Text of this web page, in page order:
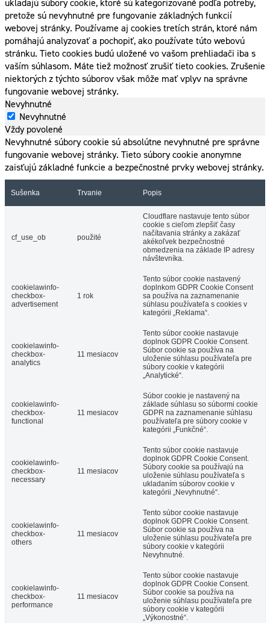
ukladajú súbory cookie, ktoré sú kategorizované podľa potreby,
pretože sú nevyhnutné pre fungovanie základných funkcií
webovej stránky. Používame aj cookies tretích strán, ktoré nám
pomáhajú analyzovať a pochopiť, ako používate túto webovú
stránku. Tieto cookies budú uložené vo vašom prehliadači iba s
vaším súhlasom. Máte tiež možnosť zrušiť tieto cookies. Zrušenie
niektorých z týchto súborov však môže mať vplyv na správne
fungovanie webovej stránky.
Nevyhnutné
Nevyhnutné
Vždy povolené
Nevyhnutné súbory cookie sú absolútne nevyhnutné pre správne
fungovanie webovej stránky. Tieto súbory cookie anonymne
zaisťujú základné funkcie a bezpečnostné prvky webovej stránky.
Sušenka Trvanie Popis
cf_use_ob použité
Cloudflare nastavuje tento súbor
cookie s cieľom zlepšiť časy
načítavania stránky a zakázať
akékoľvek bezpečnostné
obmedzenia na základe IP adresy
návštevníka.
cookielawinfo-
checkbox-
advertisement
1 rok
Tento súbor cookie nastavený
doplnkom GDPR Cookie Consent
sa používa na zaznamenanie
súhlasu používateľa s cookies v
kategórii „Reklama“.
cookielawinfo-
checkbox-
analytics
11 mesiacov
Tento súbor cookie nastavuje
doplnok GDPR Cookie Consent.
Súbor cookie sa používa na
uloženie súhlasu používateľa pre
súbory cookie v kategórii
„Analytické“.
cookielawinfo-
checkbox-
functional
11 mesiacov
Súbor cookie je nastavený na
základe súhlasu so súbormi cookie
GDPR na zaznamenanie súhlasu
používateľa pre súbory cookie v
kategórii „Funkčné“.
cookielawinfo-
checkbox-
necessary
11 mesiacov
Tento súbor cookie nastavuje
doplnok GDPR Cookie Consent.
Súbory cookie sa používajú na
uloženie súhlasu používateľa s
ukladaním súborov cookie v
kategórii „Nevyhnutné“.
cookielawinfo-
checkbox-
others
11 mesiacov
Tento súbor cookie nastavuje
doplnok GDPR Cookie Consent.
Súbor cookie sa používa na
uloženie súhlasu používateľa pre
súbory cookie v kategórii
Nevyhnutné.
cookielawinfo-
checkbox-
performance
11 mesiacov
Tento súbor cookie nastavuje
doplnok GDPR Cookie Consent.
Súbor cookie sa používa na
uloženie súhlasu používateľa pre
súbory cookie v kategórii
„Výkonostné“.